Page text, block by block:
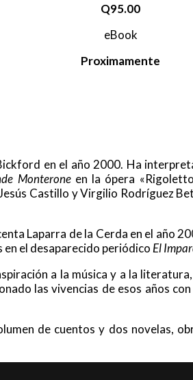
Q95.00
eBook
Proximamente
en el año 2000. Ha
Monteroneen la ópera
Castillo y Virgilio Rodríguez
Laparra de la Cerda en el año
el desaparecido periódico El
a la música y a la
las vivencias de esos años
de cuentos y dos novelas,